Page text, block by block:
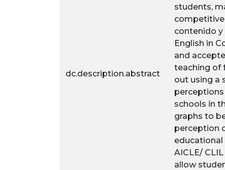
dc.description.abstract
students,
contenido y
English in
and
teaching of
out using a
perceptions
schools in
graphs to
perception
AICLE/
allow